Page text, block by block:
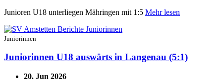
Junioren U18 unterliegen Mähringen mit 1:5 Mehr lesen
Juniorinnen
Juniorinnen U18 auswärts in Langenau (5:1)
20. Jun 2026